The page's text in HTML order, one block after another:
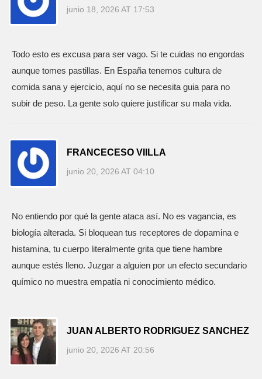
junio 18, 2026 AT 17:53
Todo esto es excusa para ser vago. Si te cuidas no engordas
aunque tomes pastillas. En España tenemos cultura de
comida sana y ejercicio, aquí no se necesita guia para no
subir de peso. La gente solo quiere justificar su mala vida.
FRANCECESO VIILLA
junio 20, 2026 AT 04:10
No entiendo por qué la gente ataca así. No es vagancia, es
biología alterada. Si bloquean tus receptores de dopamina e
histamina, tu cuerpo literalmente grita que tiene hambre
aunque estés lleno. Juzgar a alguien por un efecto secundario
químico no muestra empatía ni conocimiento médico.
JUAN ALBERTO RODRIGUEZ SANCHEZ
junio 20, 2026 AT 20:56